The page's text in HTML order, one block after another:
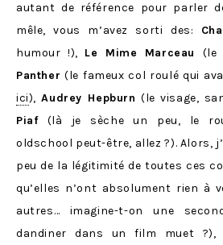
autant de référence pour parler
mêle, vous m’avez sorti des:
humour !), Le Mime Marceau (le
Panther (le fameux col roulé qui
ici),Audrey Hepburn (le visage,
Piaf(là je sèche un peu, le
oldschool peut-être, allez ?). Alors,
peu de la légitimité de toutes ces
qu’elles n’ont absolument rien à
autres… imagine-t-on une
dandiner dans un film muet ?),